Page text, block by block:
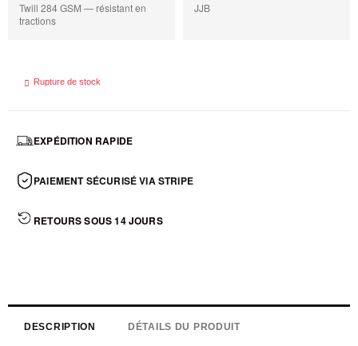
Twill 284 GSM — résistant en
tractions
JJB
 Rupture de stock
EXPÉDITION RAPIDE
PAIEMENT SÉCURISÉ VIA STRIPE
RETOURS SOUS 14 JOURS
DESCRIPTION DÉTAILS DU PRODUIT